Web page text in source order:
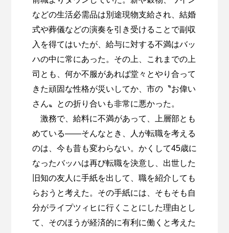
などの生活必需品は別途現物支給され、結婚
式や葬儀などの演奏を引き受けることで副収
入を得てはいたが、給与に対する不満はバッ
ハの中に常にあった。その上、これまでの上
司とも、何か不服があれば堂々とやり合って
きた頑固な性格が災いしてか、市の〝お偉い
さん〟との折り合いも非常に悪かった。
激務で、給料に不満があって、上層部とも
めている――そんなとき、人が転職を考える
のは、今も昔も変わらない。かくして45歳に
なったバッハは再び転職を決意し、出世した
旧知の友人に手紙を出して、職を紹介しても
らおうと考えた。その手紙には、そもそも自
分がライプツィヒに行くことにした理由とし
て、そのほうが経済的に有利に働くと考えた